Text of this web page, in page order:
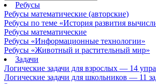
Ребусы
Ребусы математические (авторские)
Ребусы по теме «История развития
Ребусы математические
Ребусы «Информационные технологии»
Ребусы «Животный и растительный мир»
Задачи
Логические задачи для взрослых — 14
Логические задачи для школьников — 11